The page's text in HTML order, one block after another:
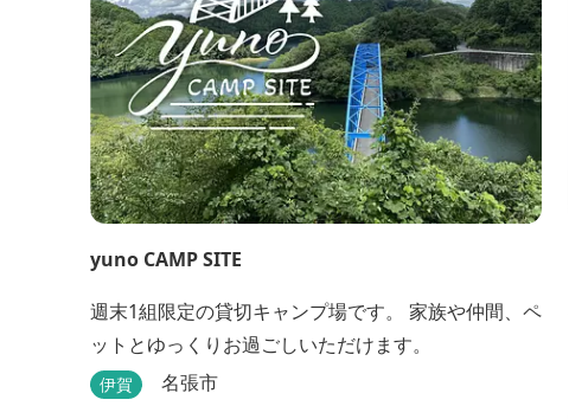
yuno CAMP SITE
週末1組限定の貸切キャンプ場です。 家族や仲間、ペ
ットとゆっくりお過ごしいただけます。
伊賀 名張市